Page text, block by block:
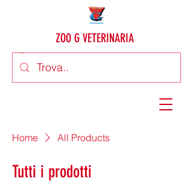
ZOO G VETERINARIA
Home All Products
Tutti i prodotti